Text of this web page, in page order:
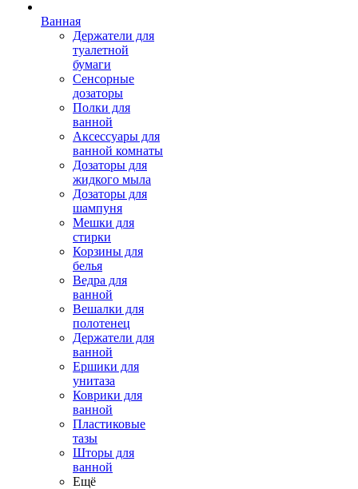
Ванная
Держатели для
туалетной
бумаги
Сенсорные
дозаторы
Полки для
ванной
Аксессуары для
ванной комнаты
Дозаторы для
жидкого мыла
Дозаторы для
шампуня
Мешки для
стирки
Корзины для
белья
Ведра для
ванной
Вешалки для
полотенец
Держатели для
ванной
Ершики для
унитаза
Коврики для
ванной
Пластиковые
тазы
Шторы для
ванной
Ещё